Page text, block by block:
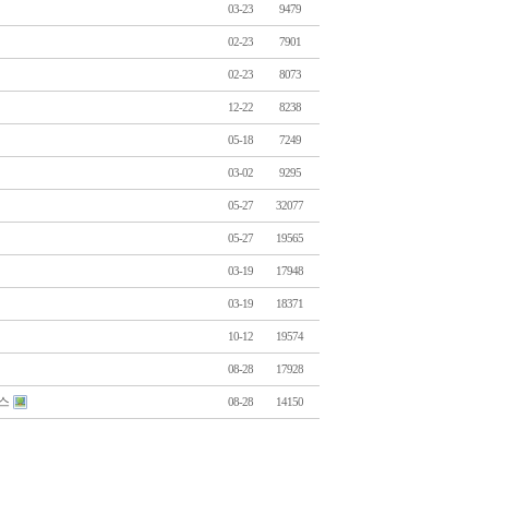
03-23 9479
02-23 7901
02-23 8073
12-22 8238
05-18 7249
03-02 9295
05-27 32077
05-27 19565
03-19 17948
03-19 18371
10-12 19574
08-28 17928
08-28 14150